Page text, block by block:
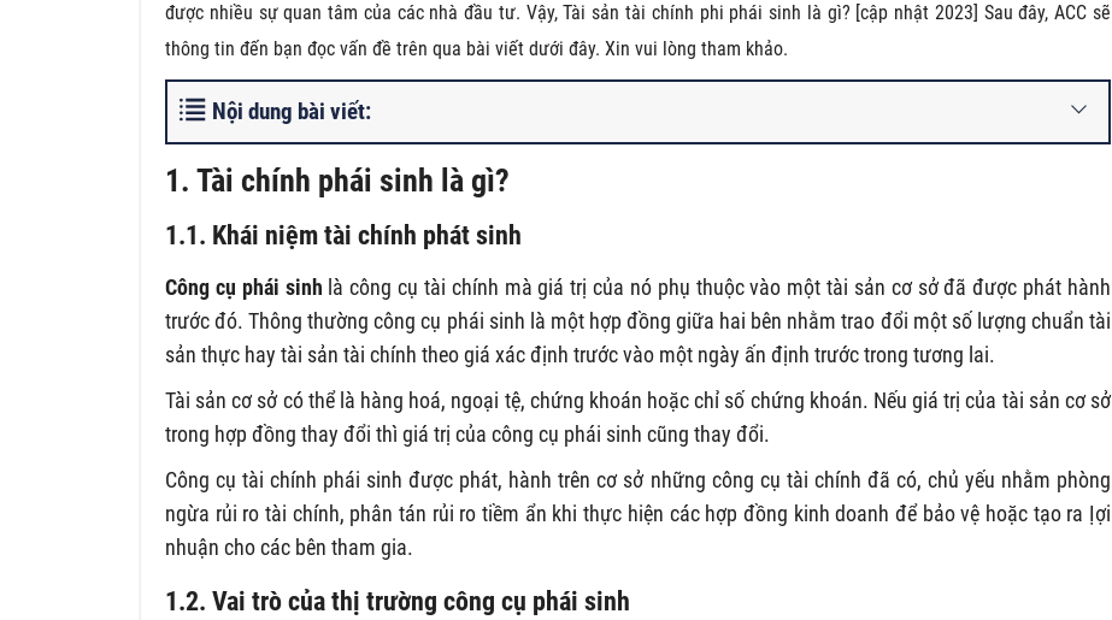
được nhiều sự quan tâm của các nhà đầu tư. Vậy, Tài sản tài chính phi phái sinh là gì? [cập nhật 2023] Sau đây, ACC sẽ
thông tin đến bạn đọc vấn đề trên qua bài viết dưới đây. Xin vui lòng tham khảo.
Nội dung bài viết:
1. Tài chính phái sinh là gì?
1.1. Khái niệm tài chính phát sinh
Công cụ phái sinh là công cụ tài chính mà giá trị của nó phụ thuộc vào một tài sản cơ sở đã được phát hành
trước đó. Thông thường công cụ phái sinh là một hợp đồng giữa hai bên nhằm trao đổi một số lượng chuẩn tài
sản thực hay tài sản tài chính theo giá xác định trước vào một ngày ấn định trước trong tương lai.
Tài sản cơ sở có thể là hàng hoá, ngoại tệ, chứng khoán hoặc chỉ số chứng khoán. Nếu giá trị của tài sản cơ sở
trong hợp đồng thay đổi thì giá trị của công cụ phái sinh cũng thay đổi.
Công cụ tài chính phái sinh được phát, hành trên cơ sở những công cụ tài chính đã có, chủ yếu nhằm phòng
ngừa rủi ro tài chính, phân tán rủi ro tiềm ẩn khi thực hiện các hợp đồng kinh doanh để bảo vệ hoặc tạo ra Ịợi
nhuận cho các bên tham gia.
1.2. Vai trò của thị trường công cụ phái sinh